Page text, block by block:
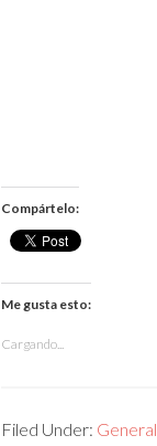
Compártelo:
Me gusta esto:
Cargando...
Filed Under: General